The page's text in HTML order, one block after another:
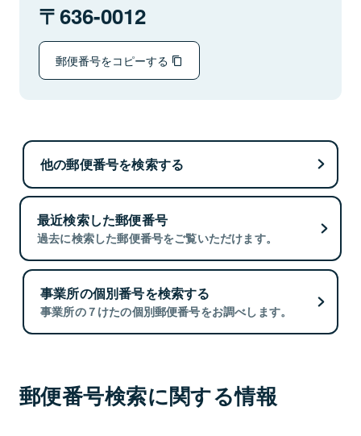
636-0012
郵便番号をコピーする
他の郵便番号を検索する
最近検索した郵便番号
過去に検索した郵便番号をご覧いただけます。
事業所の個別番号を検索する
事業所の７けたの個別郵便番号をお調べします。
郵便番号検索に関する情報